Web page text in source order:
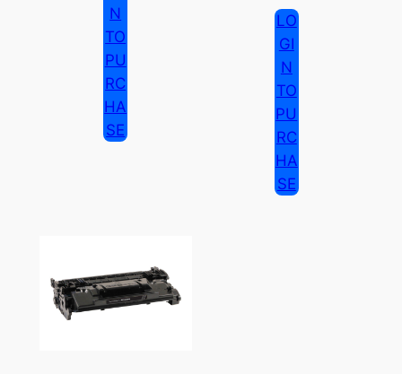
N
TO
PU
RC
HA
SE
LO
GI
N
TO
PU
RC
HA
SE